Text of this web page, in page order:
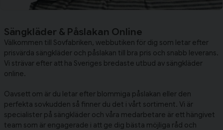
Sängkläder & Påslakan Online
Välkommen till Sovfabriken, webbutiken för dig som letar efter
prisvärda sängkläder och påslakan till bra pris och snabb leverans.
Vi strävar efter att ha Sveriges bredaste utbud av sängkläder
online.
Oavsett om är du letar efter blommiga påslakan eller den
perfekta sovkudden så finner du det i vårt sortiment. Vi är
specialister på sängkläder och våra medarbetare är ett hängivet
team som är engagerade i att ge dig bästa möjliga råd och